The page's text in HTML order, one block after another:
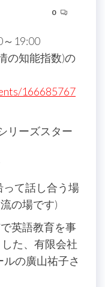
0
19:00
の知能指数)の
166685767
リーズスター
って話し合う場
の場です)
英語教育を事
た、有限会社
の廣山祐子さ